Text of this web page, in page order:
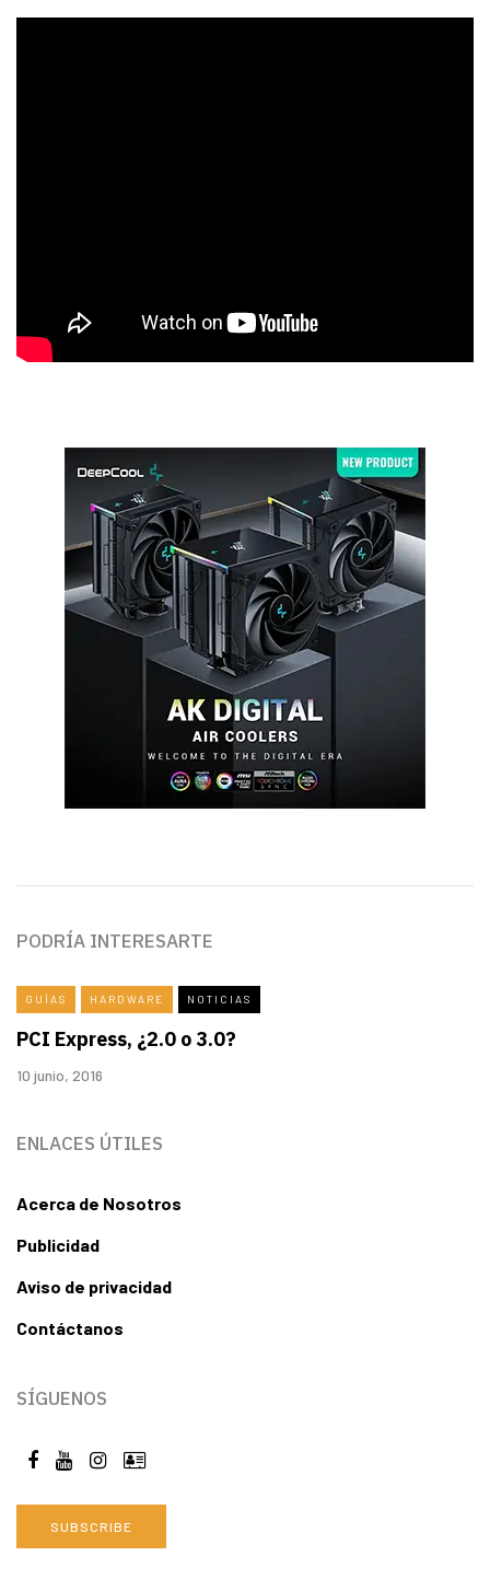
PODRÍA INTERESARTE
GUÍAS HARDWARE NOTICIAS
PCI Express, ¿2.0 o 3.0?
10 junio, 2016
ENLACES ÚTILES
Acerca de Nosotros
Publicidad
Aviso de privacidad
Contáctanos
SÍGUENOS
SUBSCRIBE